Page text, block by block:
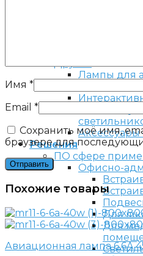
Другое
Лампы для
Аксессуары
Решения
ПО сфере
Офисно-
Для
Для
Имя *
Email *
Сохранить моё имя,
браузере для
Похожие товары
Авиационная лампа 6.6A